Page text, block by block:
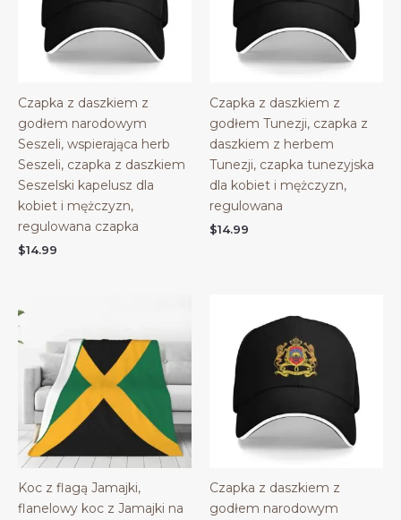
Czapka z daszkiem z
godłem narodowym
Seszeli, wspierająca herb
Seszeli, czapka z daszkiem
Seszelski kapelusz dla
kobiet i mężczyzn,
regulowana czapka
$14.99
Czapka z daszkiem z
godłem Tunezji, czapka z
daszkiem z herbem
Tunezji, czapka tunezyjska
dla kobiet i mężczyzn,
regulowana
$14.99
Koc z flagą Jamajki,
flanelowy koc z Jamajki na
Czapka z daszkiem z
godłem narodowym